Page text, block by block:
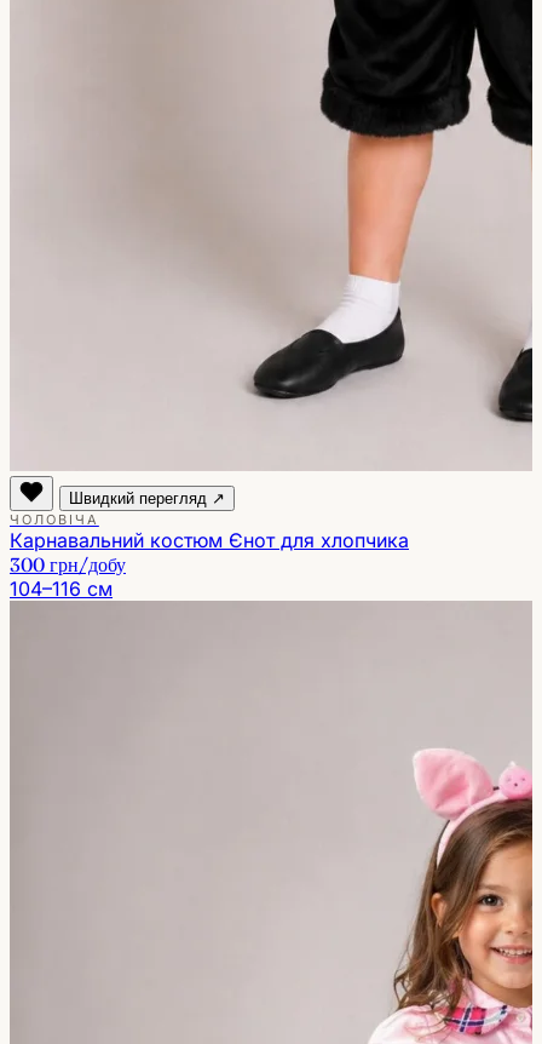
Швидкий перегляд ↗
ЧОЛОВІЧА
Карнавальний костюм Єнот для хлопчика
300 грн/добу
104–116 см